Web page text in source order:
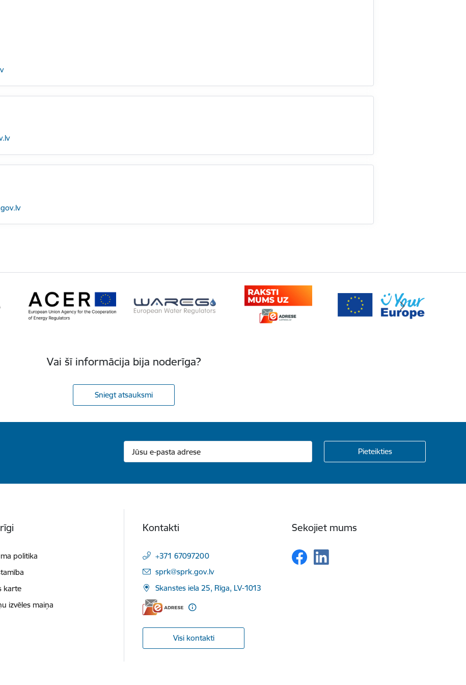
Vai šī informācija bija noderīga?
Sniegt atsauksmi
politika
karte
izvēles maiņa
Kontakti
+371 67097200
E-pasts:
sprk@sprk.gov.lv
Skanstes iela 25, Rīga, LV-1013
Visi kontakti
Sekojiet mums